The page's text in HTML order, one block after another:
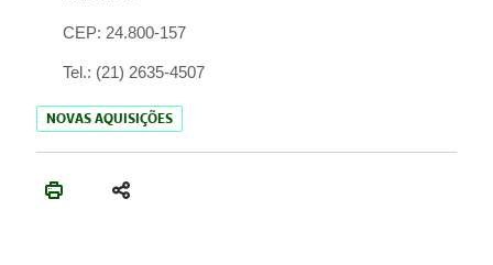
CEP: 24.800-157
Tel.: (21) 2635-4507
NOVAS AQUISIÇÕES